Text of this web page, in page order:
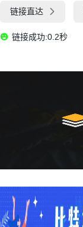
链接直达
链接成功:0.2秒